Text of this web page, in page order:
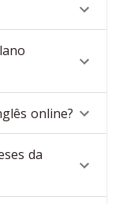
online?
da